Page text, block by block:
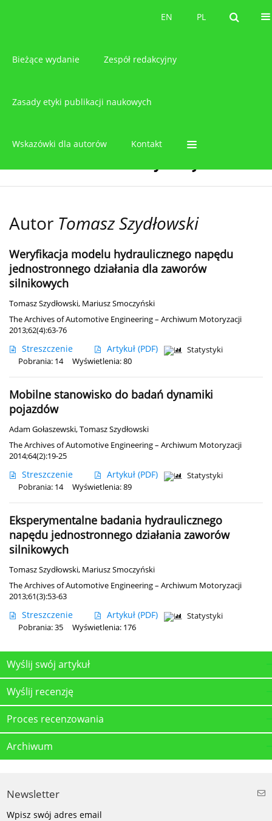
PL
EN PL
EN
Bieżące wydanie Zespół redakcyjny
Zasady etyki publikacji naukowych
Wskazówki dla autorów Kontakt
Autor Tomasz Szydłowski
Weryfikacja modelu hydraulicznego napędu
jednostronnego działania dla zaworów
silnikowych
Tomasz Szydłowski, Mariusz Smoczyński
The Archives of Automotive Engineering – Archiwum Motoryzacji
2013;62(4):63-76
Streszczenie Artykuł (PDF)
Statystyki
Pobrania: 14
Wyświetlenia: 80
Mobilne stanowisko do badań dynamiki
pojazdów
Adam Gołaszewski,Tomasz Szydłowski
The Archives of Automotive Engineering – Archiwum Motoryzacji
2014;64(2):19-25
Streszczenie Artykuł (PDF)
Statystyki
Pobrania: 14
Wyświetlenia: 89
Eksperymentalne badania hydraulicznego
napędu jednostronnego działania zaworów
silnikowych
Tomasz Szydłowski, Mariusz Smoczyński
The Archives of Automotive Engineering – Archiwum Motoryzacji
2013;61(3):53-63
Streszczenie Artykuł (PDF)
Statystyki
Pobrania: 35
Wyświetlenia: 176
Wyślij swój artykuł
Wyślij recenzję
Proces recenzowania
Archiwum
Newsletter
Wpisz swój adres email